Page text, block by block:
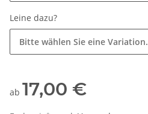
Leine dazu?
Bitte wählen Sie eine Variation.
ab 17,00 €